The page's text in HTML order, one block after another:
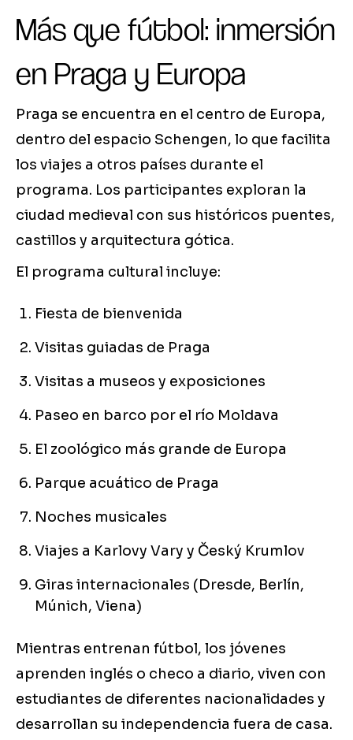
Más que fútbol: inmersión
en Praga y Europa
Praga se encuentra en el centro de Europa,
dentro del espacio Schengen, lo que facilita
los viajes a otros países durante el
programa. Los participantes exploran la
ciudad medieval con sus históricos puentes,
castillos y arquitectura gótica.
El programa cultural incluye:
Fiesta de bienvenida
Visitas guiadas de Praga
Visitas a museos y exposiciones
Paseo en barco por el río Moldava
El zoológico más grande de Europa
Parque acuático de Praga
Noches musicales
Viajes a Karlovy Vary y Český Krumlov
Giras internacionales (Dresde, Berlín,
Múnich, Viena)
Mientras entrenan fútbol, los jóvenes
aprenden inglés o checo a diario, viven con
estudiantes de diferentes nacionalidades y
desarrollan su independencia fuera de casa.